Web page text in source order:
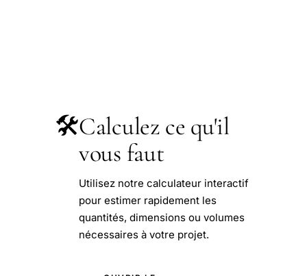
🛠️Calculez ce qu'il
vous faut
Utilisez notre calculateur interactif
pour estimer rapidement les
quantités, dimensions ou volumes
nécessaires à votre projet.